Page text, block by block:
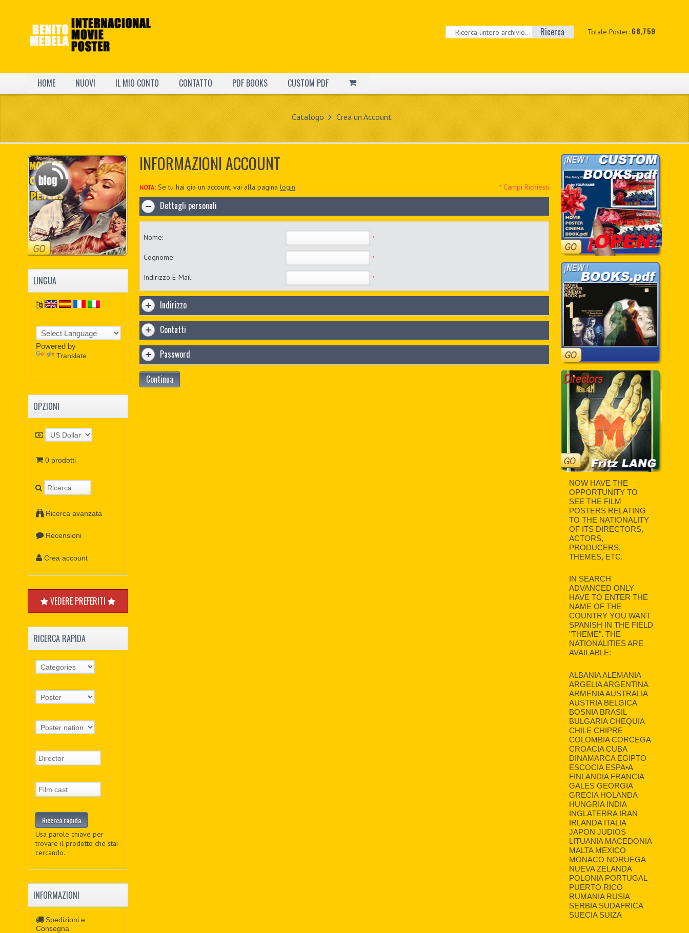
Totale Poster: 68,759
Ricerca
HOME NUOVI IL MIO CONTO CONTATTO PDF BOOKS CUSTOM PDF
Catalogo Crea un Account
INFORMAZIONI ACCOUNT
NOTA:Se tu hai gia un account, vai alla pagina login. * Campi Richiesti
Dettagli personali
Nome: *
Cognome: *
Indirizzo E-Mail: *
Indirizzo
Contatti
Password
Continua
LINGUA
Powered by
Translate
OPZIONI
0 prodotti
Ricerca avanzata
Recensioni
Crea account
VEDERE PREFERITI
RICERCA RAPIDA
Usa parole chiave per
trovare il prodotto che stai
cercando.
INFORMAZIONI
Spedizioni e
Consegna
NOW HAVE THE
OPPORTUNITY TO
SEE THE FILM
POSTERS RELATING
TO THE NATIONALITY
OF ITS DIRECTORS,
ACTORS,
PRODUCERS,
THEMES, ETC.
IN SEARCH
ADVANCED ONLY
HAVE TO ENTER THE
NAME OF THE
COUNTRY YOU WANT
SPANISH IN THE FIELD
"THEME". THE
NATIONALITIES ARE
AVAILABLE:
ALBANIA ALEMANIA
ARGELIA ARGENTINA
ARMENIA AUSTRALIA
AUSTRIA BELGICA
BOSNIA BRASIL
BULGARIA CHEQUIA
CHILE CHIPRE
COLOMBIA CORCEGA
CROACIA CUBA
DINAMARCA EGIPTO
ESCOCIA ESPA•A
FINLANDIA FRANCIA
GALES GEORGIA
GRECIA HOLANDA
HUNGRIA INDIA
INGLATERRA IRAN
IRLANDA ITALIA
JAPON JUDIOS
LITUANIA MACEDONIA
MALTA MEXICO
MONACO NORUEGA
NUEVA ZELANDA
POLONIA PORTUGAL
PUERTO RICO
RUMANIA RUSIA
SERBIA SUDAFRICA
SUECIA SUIZA